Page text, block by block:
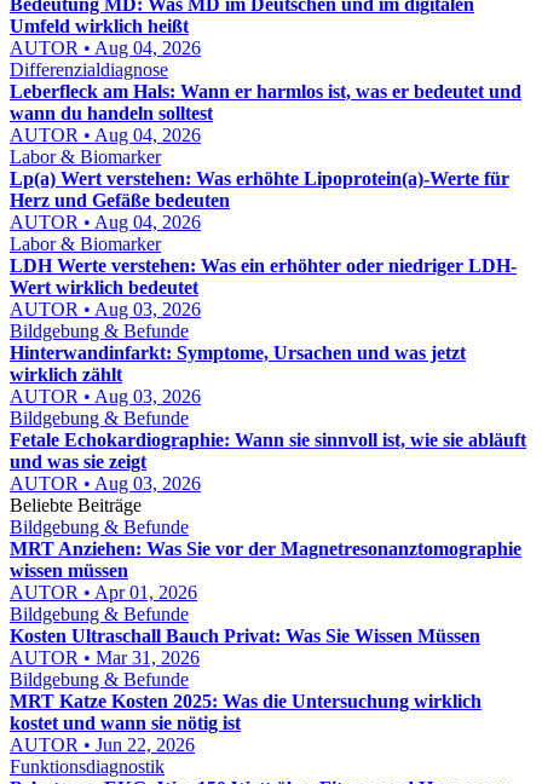
Bedeutung MD: Was MD im Deutschen und im digitalen
Umfeld wirklich heißt
AUTOR • Aug 04, 2026
Differenzialdiagnose
Leberfleck am Hals: Wann er harmlos ist, was er bedeutet und
wann du handeln solltest
AUTOR • Aug 04, 2026
Labor & Biomarker
Lp(a) Wert verstehen: Was erhöhte Lipoprotein(a)-Werte für
Herz und Gefäße bedeuten
AUTOR • Aug 04, 2026
Labor & Biomarker
LDH Werte verstehen: Was ein erhöhter oder niedriger LDH-
Wert wirklich bedeutet
AUTOR • Aug 03, 2026
Bildgebung & Befunde
Hinterwandinfarkt: Symptome, Ursachen und was jetzt
wirklich zählt
AUTOR • Aug 03, 2026
Bildgebung & Befunde
Fetale Echokardiographie: Wann sie sinnvoll ist, wie sie abläuft
und was sie zeigt
AUTOR • Aug 03, 2026
Beliebte Beiträge
Bildgebung & Befunde
MRT Anziehen: Was Sie vor der Magnetresonanztomographie
wissen müssen
AUTOR • Apr 01, 2026
Bildgebung & Befunde
Kosten Ultraschall Bauch Privat: Was Sie Wissen Müssen
AUTOR • Mar 31, 2026
Bildgebung & Befunde
MRT Katze Kosten 2025: Was die Untersuchung wirklich
kostet und wann sie nötig ist
AUTOR • Jun 22, 2026
Funktionsdiagnostik